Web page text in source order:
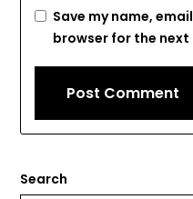
Save my name,
browser for the
Search